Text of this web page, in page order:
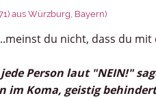
aus Würzburg, Bayern)
du nicht, dass du mit
Person laut "NEIN!"
im Koma, geistig